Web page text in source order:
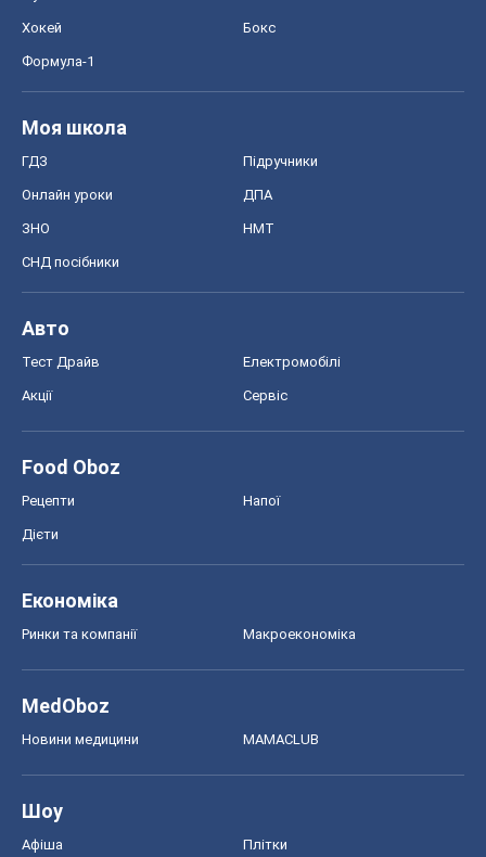
Хокей Бокс
Формула-1
Моя школа
ГДЗ Підручники
Онлайн уроки ДПА
ЗНО НМТ
СНД посібники
Авто
Тест Драйв Електромобілі
Акції Сервіс
Food Oboz
Рецепти Напої
Дієти
Економіка
Ринки та компанії Макроекономіка
MedOboz
Новини медицини MAMACLUB
Шоу
Афіша Плітки